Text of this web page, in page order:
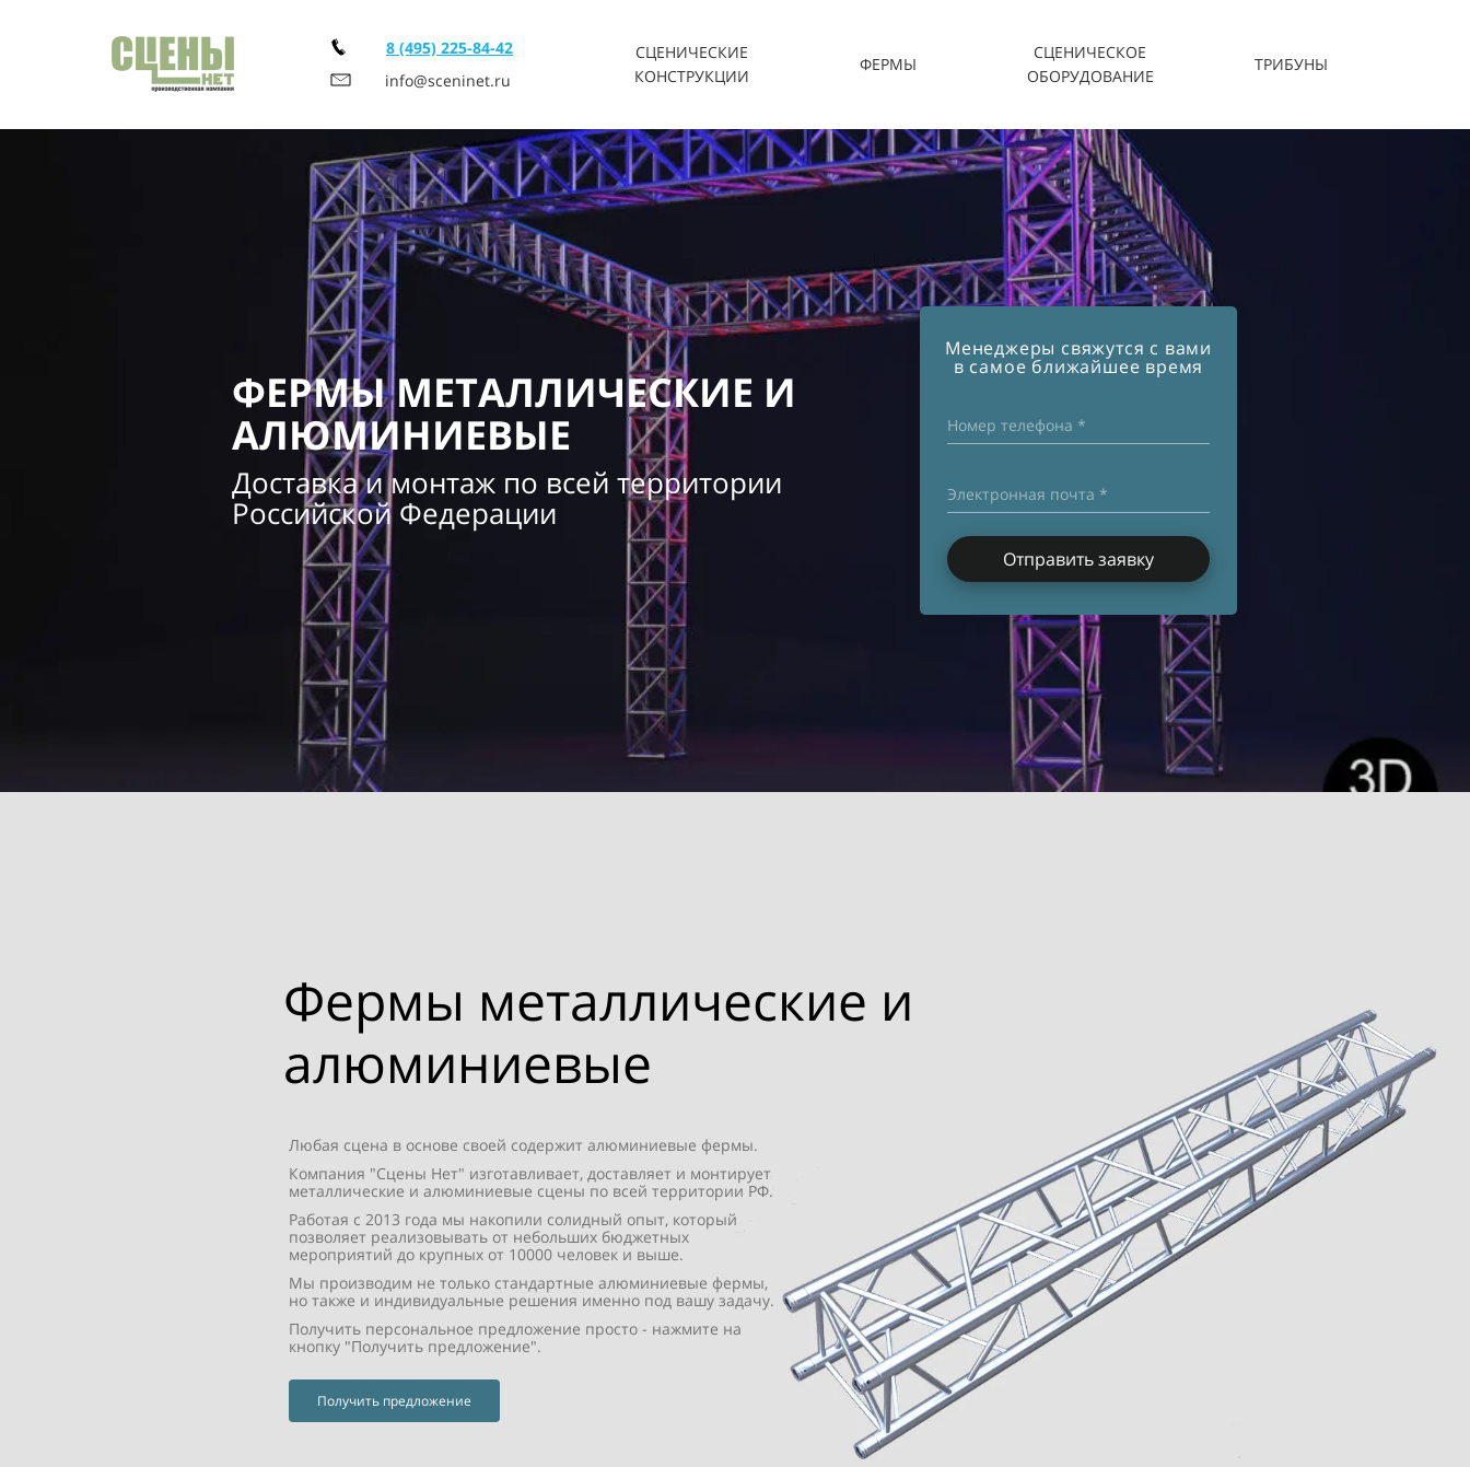
8 (495) 225-84-42
info@sceninet.ru
СЦЕНИЧЕСКИЕ
КОНСТРУКЦИИ
ФЕРМЫ
СЦЕНИЧЕСКОЕ
ОБОРУДОВАНИЕ
ТРИБУНЫ
ФЕРМЫ МЕТАЛЛИЧЕСКИЕ И
АЛЮМИНИЕВЫЕ
Доставка и монтаж по всей территории
Российской Федерации
Менеджеры свяжутся с вами
в самое ближайшее время
Номер телефона *
Электронная почта *
Отправить заявку
Фермы металлические и
алюминиевые
Любая сцена в основе своей содержит алюминиевые фермы.
Компания "Сцены Нет" изготавливает, доставляет и монтирует
металлические и алюминиевые сцены по всей территории РФ.
Работая с 2013 года мы накопили солидный опыт, который
позволяет реализовывать от небольших бюджетных
мероприятий до крупных от 10000 человек и выше.
Мы производим не только стандартные алюминиевые фермы,
но также и индивидуальные решения именно под вашу задачу.
Получить персональное предложение просто - нажмите на
кнопку "Получить предложение".
Получить предложение